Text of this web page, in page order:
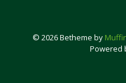
© 2026 Betheme by
Powered